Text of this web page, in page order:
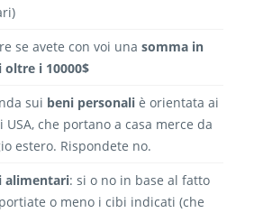
se avete con voi una somma in
i 10000$
sui beni personali è orientata ai
USA, che portano a casa merce da
estero. Rispondete no.
alimentari: si o no in base al fatto
o meno i cibi indicati (che